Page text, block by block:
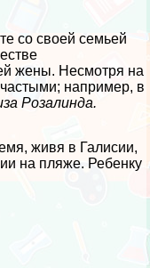
со своей семьей
жены. Несмотря на
например, в
Розалинда.
живя в Галисии,
на пляже. Ребенку